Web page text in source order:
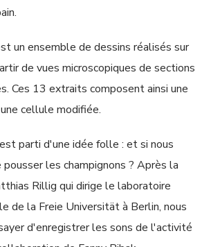
un ensemble de dessins réalisés sur
de vues microscopiques de sections
Ces 13 extraits composent ainsi une
cellule modifiée.
est parti d'une idée folle : et si nous
les champignons ? Après la
Rillig qui dirige le laboratoire
de la Freie Universität à Berlin, nous
d'enregistrer les sons de l'activité